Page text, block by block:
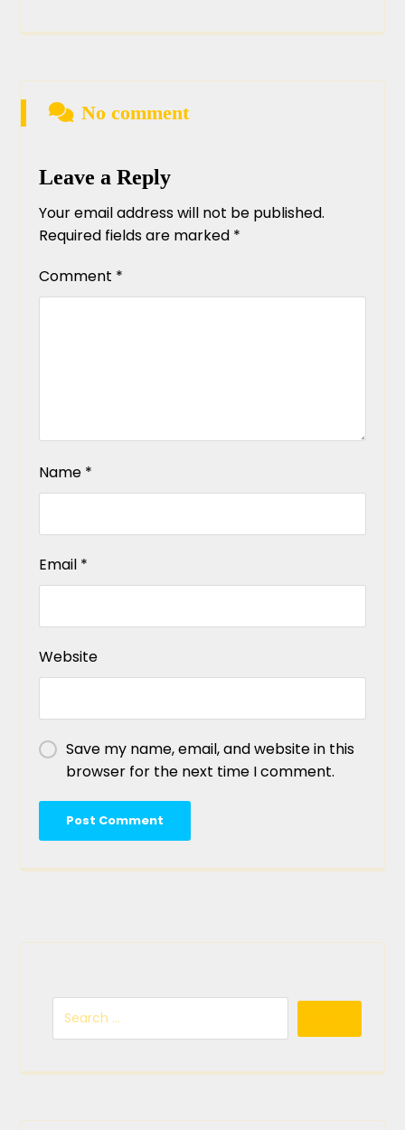
No comment
Leave a Reply
Your email address will not be published.
Required fields are marked *
Comment *
Name *
Email *
Website
Save my name, email, and website in this
browser for the next time I comment.